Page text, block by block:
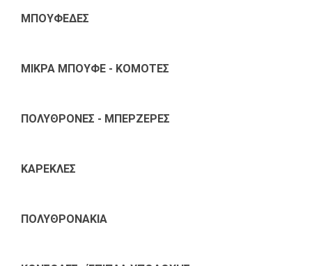
ΜΠΟΥΦΕΔΕΣ
ΜΙΚΡΑ ΜΠΟΥΦΕ - ΚΟΜΟΤΕΣ
ΠΟΛΥΘΡΟΝΕΣ - ΜΠΕΡΖΕΡΕΣ
ΚΑΡΕΚΛΕΣ
ΠΟΛΥΘΡΟΝΑΚΙΑ